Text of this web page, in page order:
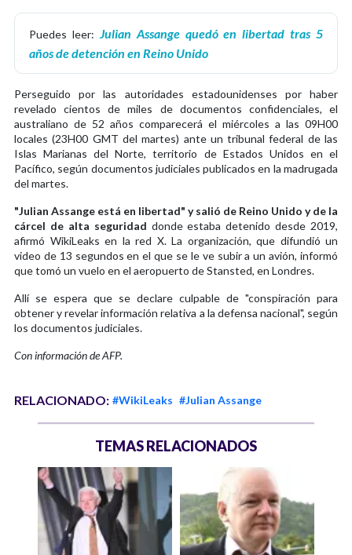
Puedes leer: Julian Assange quedó en libertad tras 5
años de detención en Reino Unido
Perseguido por las autoridades estadounidenses por haber
revelado cientos de miles de documentos confidenciales, el
australiano de 52 años comparecerá el miércoles a las 09H00
locales (23H00 GMT del martes) ante un tribunal federal de las
Islas Marianas del Norte, territorio de Estados Unidos en el
Pacífico, según documentos judiciales publicados en la madrugada
del martes.
"Julian Assange está en libertad" y salió de Reino Unido y de la
cárcel de alta seguridad donde estaba detenido desde 2019,
afirmó WikiLeaks en la red X. La organización, que difundió un
video de 13 segundos en el que se le ve subir a un avión, informó
que tomó un vuelo en el aeropuerto de Stansted, en Londres.
Allí se espera que se declare culpable de "conspiración para
obtener y revelar información relativa a la defensa nacional", según
los documentos judiciales.
Con información de AFP.
RELACIONADO: #WikiLeaks #Julian Assange
TEMAS RELACIONADOS